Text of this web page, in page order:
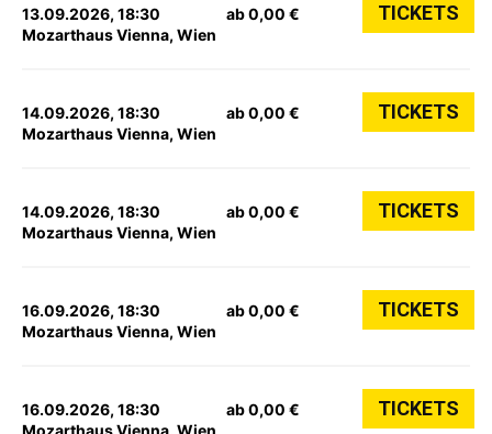
13.09.2026, 18:30
Mozarthaus Vienna, Wien
ab 0,00 € TICKETS
14.09.2026, 18:30
Mozarthaus Vienna, Wien
ab 0,00 € TICKETS
14.09.2026, 18:30
Mozarthaus Vienna, Wien
ab 0,00 € TICKETS
16.09.2026, 18:30
Mozarthaus Vienna, Wien
ab 0,00 € TICKETS
16.09.2026, 18:30
Mozarthaus Vienna, Wien
ab 0,00 € TICKETS